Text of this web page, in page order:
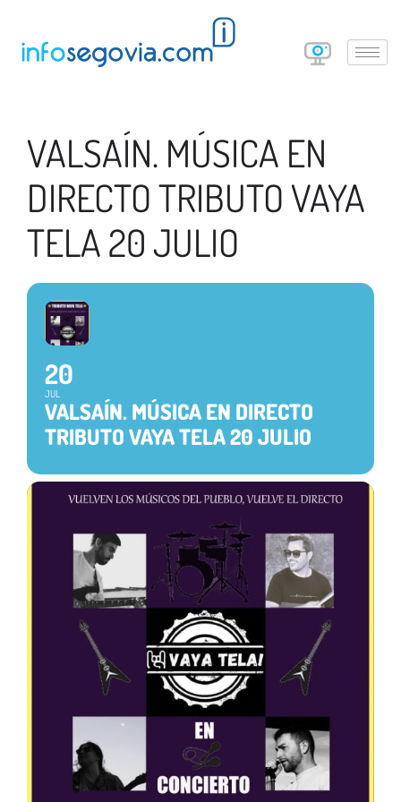
VALSAÍN. MÚSICA EN
DIRECTO TRIBUTO VAYA
TELA 20 JULIO
20
JUL
VALSAÍN. MÚSICA EN DIRECTO
TRIBUTO VAYA TELA 20 JULIO